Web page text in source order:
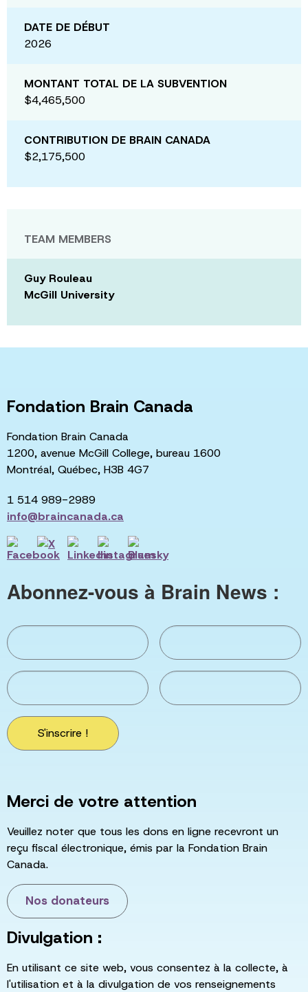
DATE DE DÉBUT
2026
MONTANT TOTAL DE LA SUBVENTION
$4,465,500
CONTRIBUTION DE BRAIN CANADA
$2,175,500
TEAM MEMBERS
Guy Rouleau
McGill University
Fondation Brain Canada
Fondation Brain Canada
1200, avenue McGill College, bureau 1600
Montréal, Québec, H3B 4G7
1 514 989-2989
info@braincanada.ca
Abonnez-vous à Brain News :
S'inscrire !
Merci de votre attention
Veuillez noter que tous les dons en ligne recevront un
reçu fiscal électronique, émis par la Fondation Brain
Canada.
Nos donateurs
Divulgation :
En utilisant ce site web, vous consentez à la collecte, à
l'utilisation et à la divulgation de vos renseignements